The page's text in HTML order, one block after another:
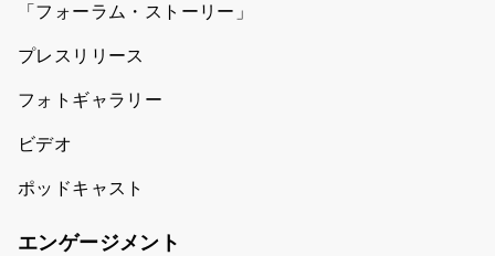
「フォーラム・ストーリー」
プレスリリース
フォトギャラリー
ビデオ
ポッドキャスト
エンゲージメント